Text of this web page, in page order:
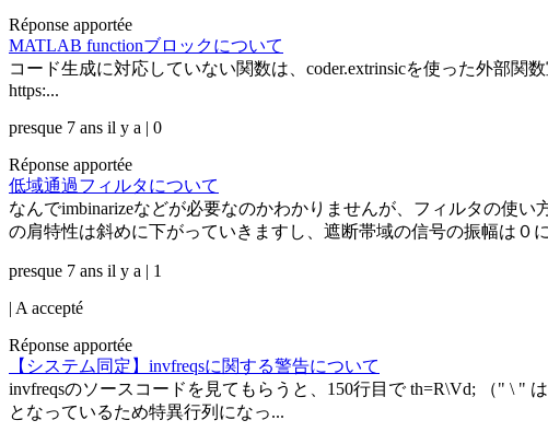
Réponse apportée
MATLAB functionブロックについて
コード生成に対応していない関数は、coder.extrinsicを使った外部関
https:...
presque 7 ans il y a | 0
Réponse apportée
低域通過フィルタについて
なんでimbinarizeなどが必要なのかわかりませんが、フィルタの使
の肩特性は斜めに下がっていきますし、遮断帯域の信号の振幅は０
presque 7 ans il y a | 1
| A accepté
Réponse apportée
【システム同定】invfreqsに関する警告について
invfreqsのソースコードを見てもらうと、150行目で th=R\Vd; （" \
となっているため特異行列になっ...